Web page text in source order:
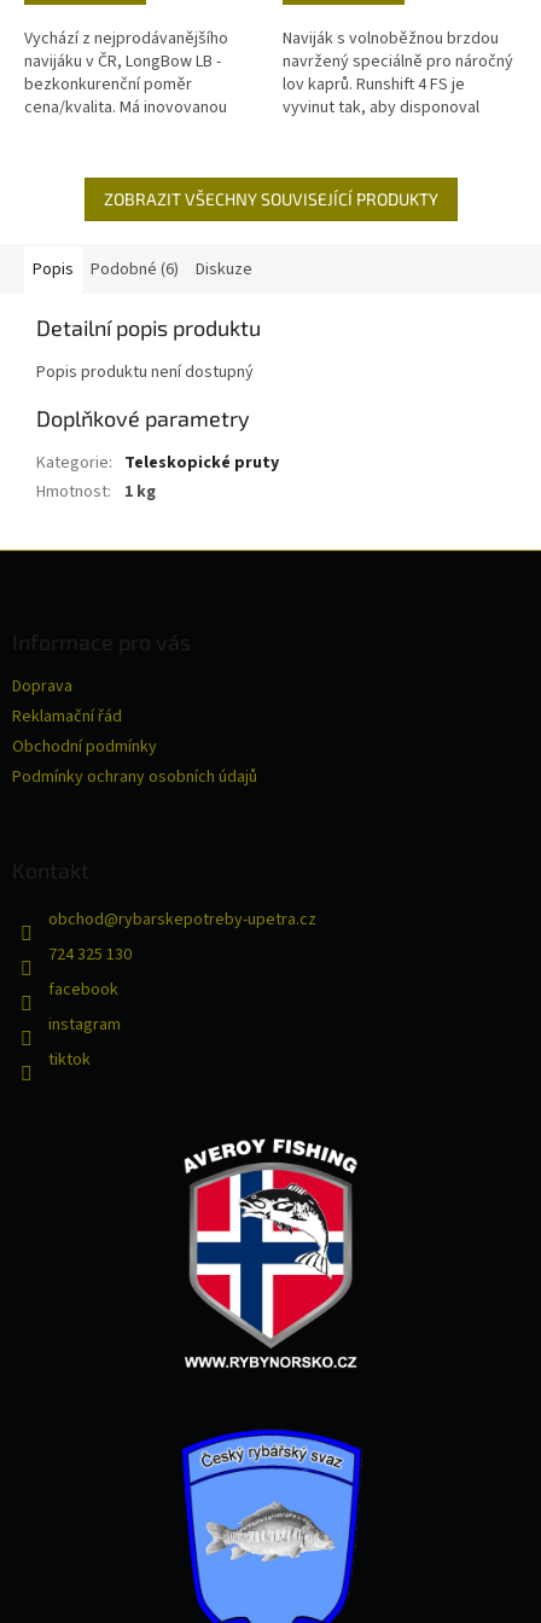
Vychází z nejprodávanějšího
navijáku v ČR, LongBow LB -
bezkonkurenční poměr
cena/kvalita. Má inovovanou
Naviják s volnoběžnou brzdou
navržený speciálně pro náročný
lov kaprů. Runshift 4 FS je
vyvinut tak, aby disponoval
komponenty a...
ZOBRAZIT VŠECHNY SOUVISEJÍCÍ PRODUKTY
Popis Podobné (6) Diskuze
Detailní popis produktu
Popis produktu není dostupný
Doplňkové parametry
Kategorie: Teleskopické pruty
Hmotnost: 1 kg
Informace pro vás
Doprava
Reklamační řád
Obchodní podmínky
Podmínky ochrany osobních údajů
Kontakt
obchod@rybarskepotreby-upetra.cz
724 325 130
facebook
instagram
tiktok